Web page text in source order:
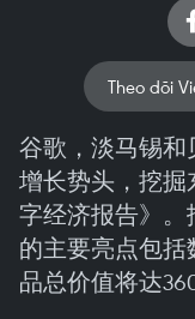
Theo dõi
谷歌，淡马锡和
增长势头，挖掘
字经济报告》
的主要亮点包
品总价值将达